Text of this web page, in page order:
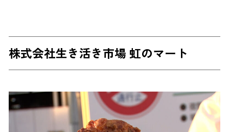
株式会社生き活き市場 虹のマート